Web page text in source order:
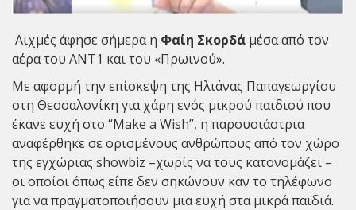
Αιχμές άφησε σήμερα η Φαίη Σκορδά μέσα από τον
αέρα του ΑΝΤ1 και του «Πρωινού».
Με αφορμή την επίσκεψη της Ηλιάνας Παπαγεωργίου
στη Θεσσαλονίκη για χάρη ενός μικρού παιδιού που
έκανε ευχή στο “Make a Wish”, η παρουσιάστρια
αναφέρθηκε σε ορισμένους ανθρώπους από τον χώρο
της εγχώριας showbiz –χωρίς να τους κατονομάζει –
οι οποίοι όπως είπε δεν σηκώνουν καν το τηλέφωνο
για να πραγματοποιήσουν μια ευχή στα μικρά παιδιά.